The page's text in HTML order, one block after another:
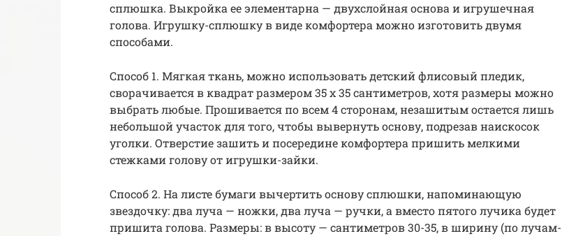
сплюшка. Выкройка ее элементарна — двухслойная основа и игрушечная
голова. Игрушку-сплюшку в виде комфортера можно изготовить двумя
способами.
Способ 1. Мягкая ткань, можно использовать детский флисовый пледик,
сворачивается в квадрат размером 35 х 35 сантиметров, хотя размеры можно
выбрать любые. Прошивается по всем 4 сторонам, незашитым остается лишь
небольшой участок для того, чтобы вывернуть основу, подрезав наискосок
уголки. Отверстие зашить и посередине комфортера пришить мелкими
стежками голову от игрушки-зайки.
Способ 2. На листе бумаги вычертить основу сплюшки, напоминающую
звездочку: два луча — ножки, два луча — ручки, а вместо пятого лучика будет
пришита голова. Размеры: в высоту — сантиметров 30-35, в ширину (по лучам-